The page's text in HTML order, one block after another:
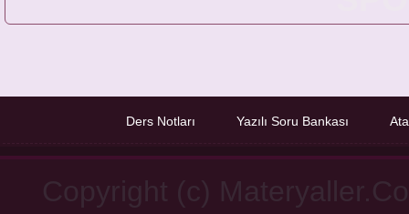
Ders Notları Yazılı Soru Bankası